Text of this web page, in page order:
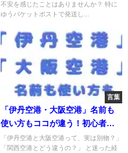
不安を感じたことはありませんか？ 特に
ゆうパケットポストで発送し...
言葉
「伊丹空港・大阪空港」名前も
使い方もココが違う！初心者必
見の比較解説
「伊丹空港と大阪空港って、実は別物？」
「関西空港とどう違うの？」 と迷った経